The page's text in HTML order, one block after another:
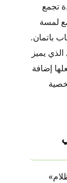
تجمع
لمسة
باتمان.
يميز
إضافة